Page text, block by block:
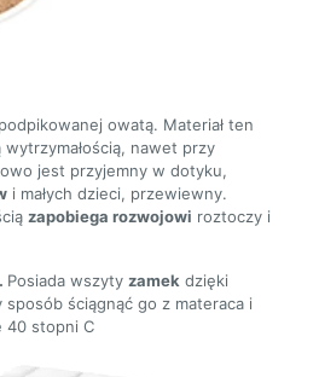
owatą. Materiał ten
nawet przy
jest przyjemny w dotyku,
i małych dzieci, przewiewny.
zapobiega rozwojowi roztoczy i
Posiada wszyty zamek dzięki
sposób ściągnąć go z materaca i
40 stopni C